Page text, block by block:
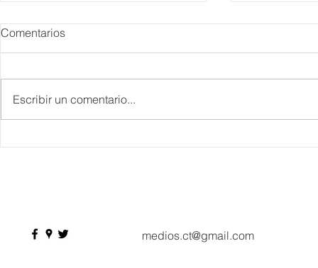
Comentarios
Escribir un comentario...
medios.ct@gmail.com